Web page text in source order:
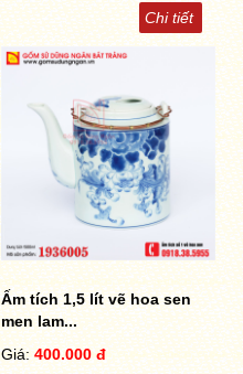
Chi tiết
Ấm tích 1,5 lít vẽ hoa sen
men lam...
Giá: 400.000 đ